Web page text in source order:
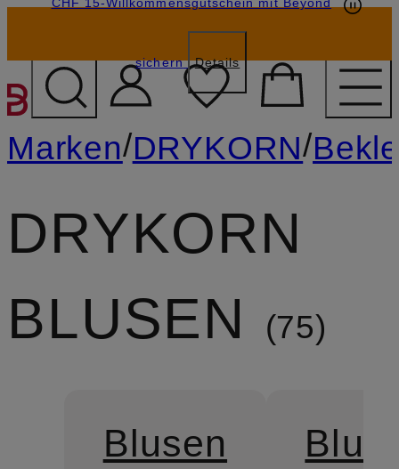
ZUM HAUPTINHALT
sichern Details
Marken/DRYKORN/
DRYKORN
BLUSEN
75
Blusen